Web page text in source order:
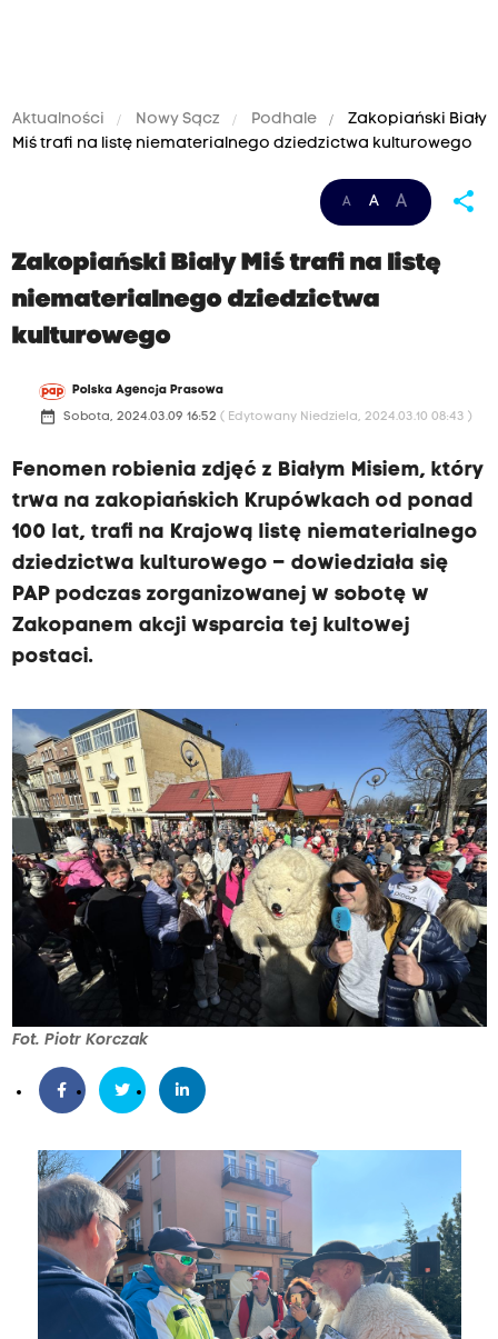
Aktualności Nowy Sącz Podhale
Zakopiański Biały
Miś trafi na listę niematerialnego dziedzictwa kulturowego
A A A share
Zakopiański Biały Miś trafi na listę
niematerialnego dziedzictwa
kulturowego
Polska Agencja Prasowa
date_range Sobota, 2024.03.09 16:52 ( Edytowany Niedziela, 2024.03.10 08:43 )
Fenomen robienia zdjęć z Białym Misiem, który
trwa na zakopiańskich Krupówkach od ponad
100 lat, trafi na Krajową listę niematerialnego
dziedzictwa kulturowego – dowiedziała się
PAP podczas zorganizowanej w sobotę w
Zakopanem akcji wsparcia tej kultowej
postaci.
Fot. Piotr Korczak